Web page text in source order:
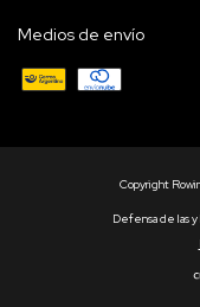
Medios de envío
Copyright
Defensa de las y